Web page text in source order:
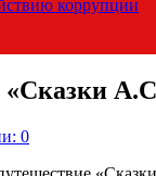
коррупции
0